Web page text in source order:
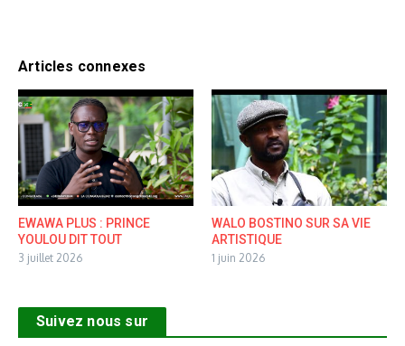
Articles connexes
EWAWA PLUS : PRINCE
YOULOU DIT TOUT
3 juillet 2026
WALO BOSTINO SUR SA VIE
ARTISTIQUE
1 juin 2026
Suivez nous sur